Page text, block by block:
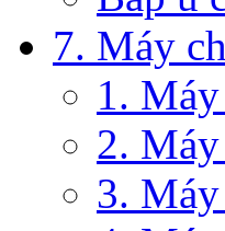
7. Máy
1.
2.
3.